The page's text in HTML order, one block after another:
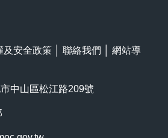
及安全政策 聯絡我們
網站導
中山區松江路209號